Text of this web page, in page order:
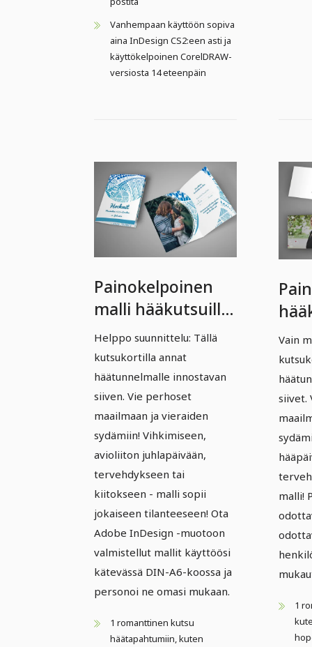
Vanhempaan käyttöön sopiva
aina InDesign CS2:een asti ja
käyttökelpoinen CorelDRAW-
versiosta 14 eteenpäin
Painokelpoinen
malli hääkutsuille
- versio 07
Helppo suunnittelu: Tällä
kutsukortilla annat
häätunnelmalle innostavan
siiven. Vie perhoset
maailmaan ja vieraiden
sydämiin! Vihkimiseen,
avioliiton juhlapäivään,
tervehdykseen tai
kiitokseen - malli sopii
jokaiseen tilanteeseen! Ota
Adobe InDesign -muotoon
valmistellut mallit käyttöösi
kätevässä DIN-A6-koossa ja
personoi ne omasi mukaan.
1 romanttinen kutsu
häätapahtumiin, kuten
Vain
siivet.
malli!
1